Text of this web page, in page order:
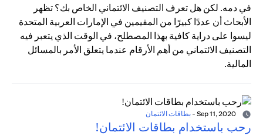
في دمه. لكن هل تعرف التصنيف الائتماني الخاص بك؟ تظهر
الأبحاث أن عددًا كبيرًا من المقيمين في الإمارات العربية المتحدة
ليسوا على دراية كافية بهذا المصطلح، في الوقت الذي يتعبر فيه
التصنيف الائتماني من أهم الأرقام عندما يتعلق الأمر بالمسائل
المالية.
- بطاقات الائتمان
رحب باستخدام بطاقات الائتمان!